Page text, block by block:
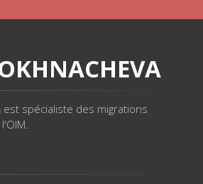
est spécialiste des migrations